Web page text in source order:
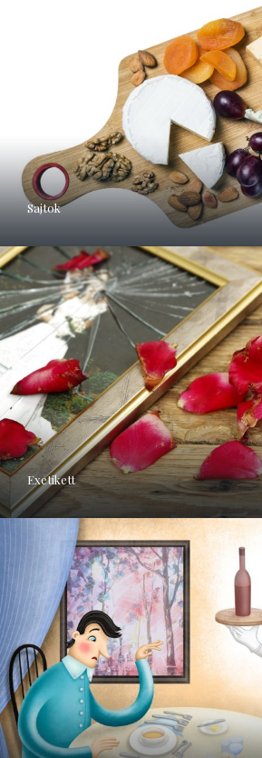
Sajtok
Exetikett